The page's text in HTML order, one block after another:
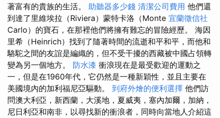
著富有的貴族的生活。 助聽器多少錢 清潔公司費用 他們還
到達了里維埃拉（Riviera）蒙特卡洛（Monte 宜蘭徵信社
Carlo）的寶石，在那裡他們將擁有難忘的冒險經歷。 海因
里希（Heinrich）找到了隨著時間的流逝和平和平，而他和
駱駝之間的友誼是編織的，但不受干擾的西藏被中國占領轉
變為另一個地方。 防水漆 衝浪現在是最受歡迎的運動之
一，但是在1960年代，它仍然是一種新穎性，並且主要在
美國境內的加利福尼亞驅動。 到府外燴的便利選擇 他們訪
問澳大利亞，新西蘭，大溪地，夏威夷，塞內加爾，加納，
尼日利亞和南非，以尋找新的衝浪者，同時向當地人介紹這